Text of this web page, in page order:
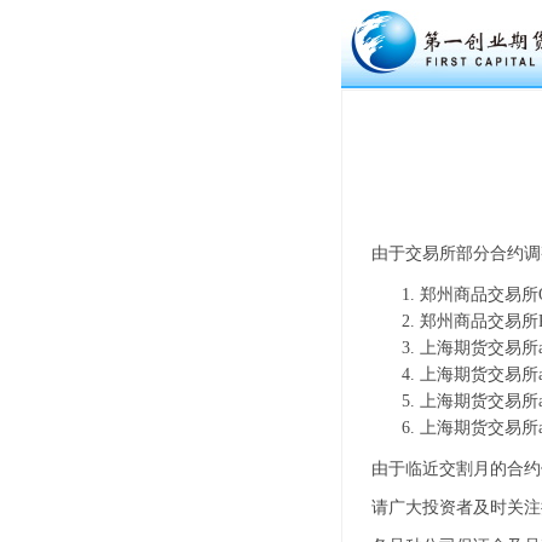
由于交易所部分合约
郑州商品交易所
郑州商品交易所
上海期货交易所
上海期货交易所
上海期货交易所
上海期货交易所
由于临近交割月的合
请广大投资者及时关